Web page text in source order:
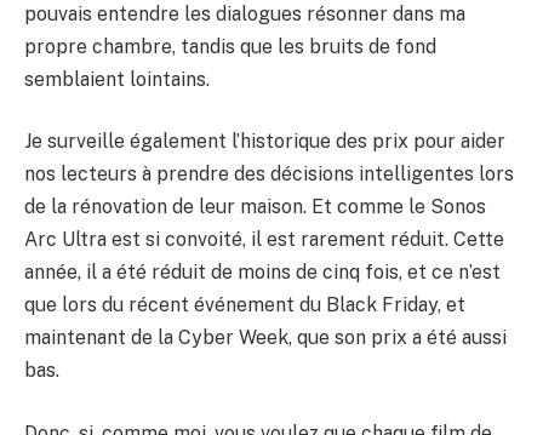
pouvais entendre les dialogues résonner dans ma
propre chambre, tandis que les bruits de fond
semblaient lointains.
Je surveille également l’historique des prix pour aider
nos lecteurs à prendre des décisions intelligentes lors
de la rénovation de leur maison. Et comme le Sonos
Arc Ultra est si convoité, il est rarement réduit. Cette
année, il a été réduit de moins de cinq fois, et ce n’est
que lors du récent événement du Black Friday, et
maintenant de la Cyber ​​Week, que son prix a été aussi
bas.